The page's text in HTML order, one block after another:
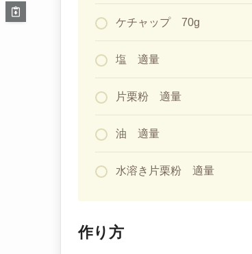
ケチャップ 70g
塩 適量
片栗粉 適量
油 適量
水溶き片栗粉 適量
作り方